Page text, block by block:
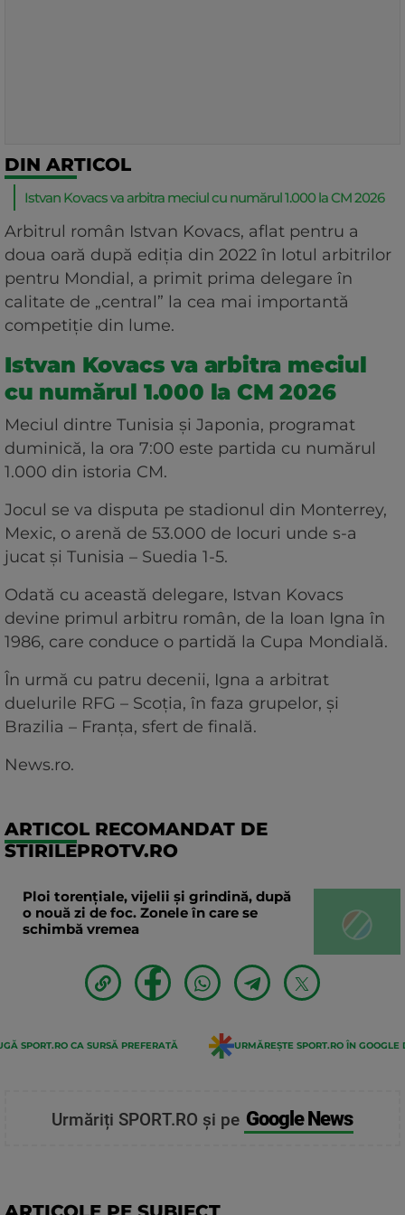
DIN ARTICOL
Istvan Kovacs va arbitra meciul cu numărul 1.000 la CM 2026
Arbitrul român Istvan Kovacs, aflat pentru a
doua oară după ediţia din 2022 în lotul arbitrilor
pentru Mondial, a primit prima delegare în
calitate de „central” la cea mai importantă
competiţie din lume.
Istvan Kovacs va arbitra meciul
cu numărul 1.000 la CM 2026
Meciul dintre Tunisia şi Japonia, programat
duminică, la ora 7:00 este partida cu numărul
1.000 din istoria CM.
Jocul se va disputa pe stadionul din Monterrey,
Mexic, o arenă de 53.000 de locuri unde s-a
jucat şi Tunisia – Suedia 1-5.
Odată cu această delegare, Istvan Kovacs
devine primul arbitru român, de la Ioan Igna în
1986, care conduce o partidă la Cupa Mondială.
În urmă cu patru decenii, Igna a arbitrat
duelurile RFG – Scoţia, în faza grupelor, şi
Brazilia – Franţa, sfert de finală.
News.ro.
ARTICOL RECOMANDAT DE
STIRILEPROTV.RO
Ploi torențiale, vijelii și grindină, după
o nouă zi de foc. Zonele în care se
schimbă vremea
SPORT.RO CA SURSĂ PREFERATĂ URMĂREȘTE SPORT.RO ÎN GOOGLE
Urmăriți SPORT.RO și pe Google News